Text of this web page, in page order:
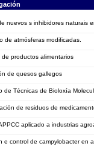
nuevos s inhibidores naturais
de atmósferas modificadas.
productos alimentarios
de quesos gallegos
de Técnicas de Bioloxía
de residuos de
aplicado a industrias
e control de campylobacter en